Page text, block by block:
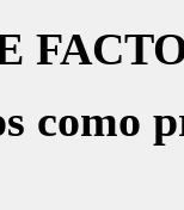
como